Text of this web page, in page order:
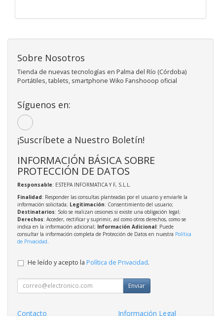
Sobre Nosotros
Tienda de nuevas tecnologías en Palma del Río (Córdoba)
Portátiles, tablets, smartphone Wiko Fanshooop oficial
Síguenos en:
¡Suscríbete a Nuestro Boletín!
INFORMACIÓN BÁSICA SOBRE
PROTECCIÓN DE DATOS
Responsable: ESTEPA INFORMATICA Y F, S.L.L.
Finalidad: Responder las consultas planteadas por el usuario y enviarle la
información solicitada; Legitimación: Consentimiento del usuario;
Destinatarios: Solo se realizan cesiones si existe una obligación legal;
Derechos: Acceder, rectificar y suprimir, así como otros derechos, como se
indica en la información adicional; Información Adicional: Puede
consultar la información completa de Protección de Datos en nuestra Política
de Privacidad
He leído y acepto la Política de Privacidad.
Enviar
Contacto Información Legal